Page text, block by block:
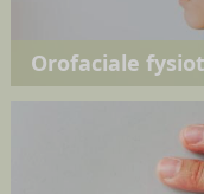
Orofaciale